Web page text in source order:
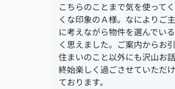
こちらのことまで気を使って
くな印象のＡ様。なによりご
に考えながら物件を選んでい
く思えました。ご案内からお
住まいのこと以外にも沢山お
終始楽しく過ごさせていただ
ております。